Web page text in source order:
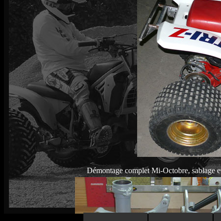
Démontage complet Mi-Octobre, sablage